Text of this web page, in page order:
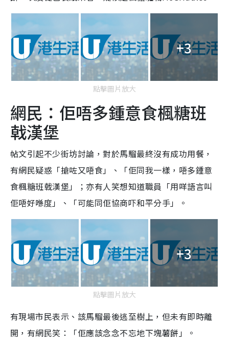
+3
點擊圖片放大
網民：佢唔多鍾意食楓糖班
戟漢堡
帖文引起不少街坊討論，對於馬騮最終沒有成功用餐，
有網民疑惑「搶咗又唔食」、「佢同我一樣，唔多鍾意
食楓糖班戟漢堡」；亦有人笑想知道職員「用咩語言叫
佢唔好喺度」、「可能同佢協商吓和平分手」。
+3
點擊圖片放大
有現場市民表示、該馬騮最後逃至樹上，但未有即時離
開，有網民笑：「佢應該念念不忘地下塊薯餅」。